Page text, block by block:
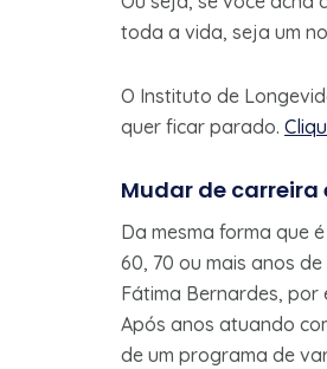
toda a vida, seja um
O Instituto de
quer ficar parado.
Mudar de carreira
Da mesma forma que
60, 70 ou mais anos
Fátima Bernardes, por
Após anos atuando
de um programa de